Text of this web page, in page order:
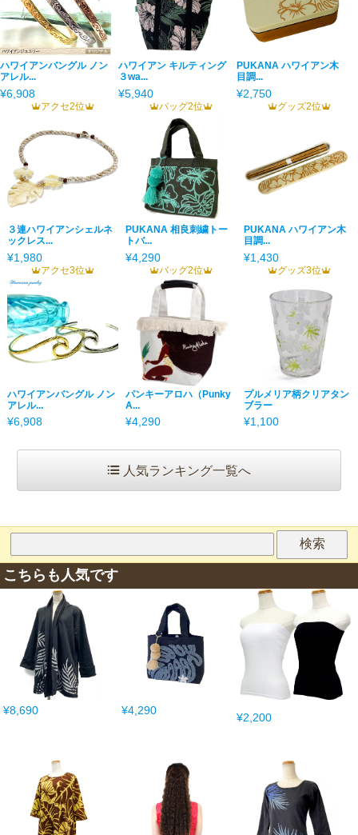
ハワイアンバングル ノン
アレル...
¥6,908
ハワイアン キルティング
３wa...
¥5,940
PUKANA ハワイアン木
目調...
¥2,750
アクセ2位
３連ハワイアンシェルネ
ックレス...
¥1,980
バッグ2位
PUKANA 相良刺繍トー
トバ...
¥4,290
グッズ2位
PUKANA ハワイアン木
目調...
¥1,430
アクセ3位
ハワイアンバングル ノン
アレル...
¥6,908
バッグ2位
パンキーアロハ（Punky
A...
¥4,290
グッズ3位
プルメリア柄クリアタン
ブラー
¥1,100
人気ランキング一覧へ
こちらも人気です
¥8,690 ¥4,290
¥2,200